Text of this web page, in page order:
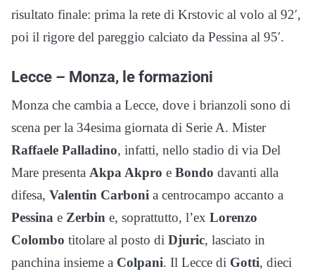
risultato finale: prima la rete di Krstovic al volo al 92′,
poi il rigore del pareggio calciato da Pessina al 95′.
Lecce – Monza, le formazioni
Monza che cambia a Lecce, dove i brianzoli sono di
scena per la 34esima giornata di Serie A. Mister
Raffaele Palladino, infatti, nello stadio di via Del
Mare presenta Akpa Akpro e Bondo davanti alla
difesa, Valentin Carboni a centrocampo accanto a
Pessina e Zerbin e, soprattutto, l’ex Lorenzo
Colombo titolare al posto di Djuric, lasciato in
panchina insieme a Colpani. Il Lecce di Gotti, dieci